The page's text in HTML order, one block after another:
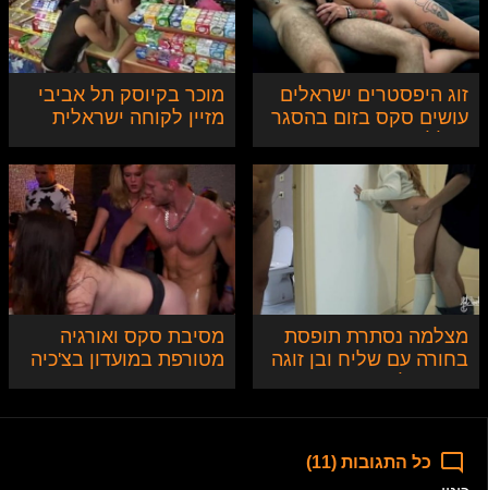
זוג היפסטרים ישראלים
עושים סקס בזום בהסגר
מוכר בקיוסק תל אביבי
מזיין לקוחה ישראלית
מצלמה נסתרת תופסת
בחורה עם שליח ובן זוגה
מסיבת סקס ואורגיה
מטורפת במועדון בצ'כיה
כל התגובות (11)